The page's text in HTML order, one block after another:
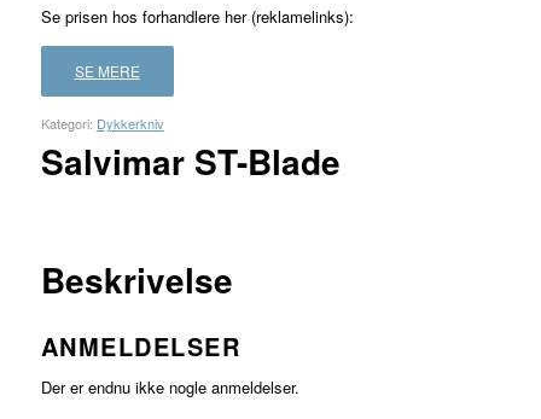
Se prisen hos forhandlere her (reklamelinks):
SE MERE
Kategori: Dykkerkniv
Salvimar ST-Blade
Beskrivelse
ANMELDELSER
Der er endnu ikke nogle anmeldelser.